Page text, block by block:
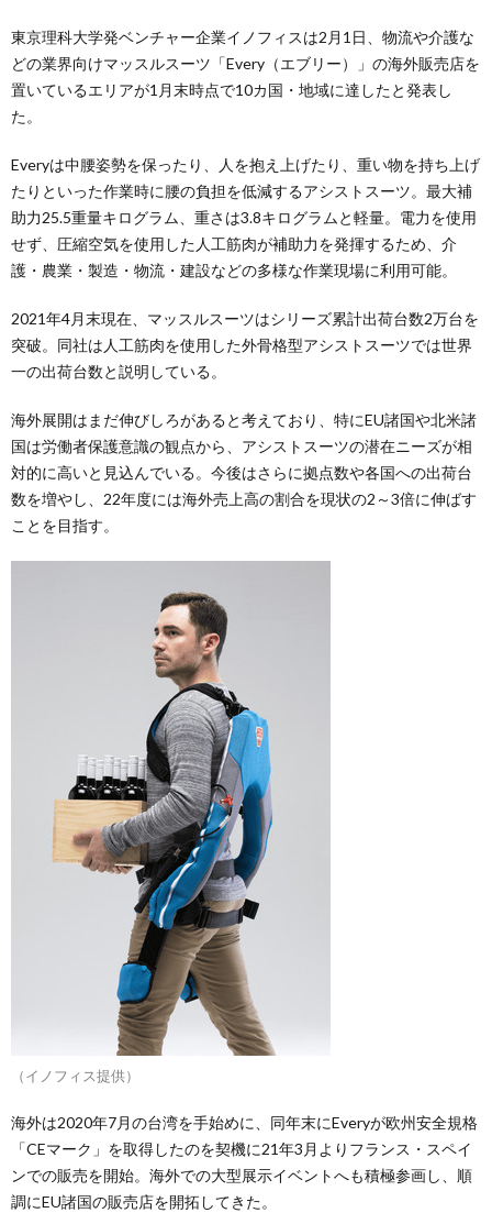
東京理科大学発ベンチャー企業イノフィスは2月1日、物流や介護な
どの業界向けマッスルスーツ「Every（エブリー）」の海外販売店を
置いているエリアが1月末時点で10カ国・地域に達したと発表し
た。
Everyは中腰姿勢を保ったり、人を抱え上げたり、重い物を持ち上げ
たりといった作業時に腰の負担を低減するアシストスーツ。最大補
助⼒25.5重量キログラム、重さは3.8キログラムと軽量。電⼒を使用
せず、圧縮空気を使用した人工筋肉が補助⼒を発揮するため、介
護・農業・製造・物流・建設などの多様な作業現場に利用可能。
2021年4月末現在、マッスルスーツはシリーズ累計出荷台数2万台を
突破。同社は人工筋肉を使用した外骨格型アシストスーツでは世界
一の出荷台数と説明している。
海外展開はまだ伸びしろがあると考えており、特にEU諸国や北米諸
国は労働者保護意識の観点から、アシストスーツの潜在ニーズが相
対的に高いと見込んでいる。今後はさらに拠点数や各国への出荷台
数を増やし、22年度には海外売上高の割合を現状の2～3倍に伸ばす
ことを目指す。
（イノフィス提供）
海外は2020年7月の台湾を手始めに、同年末にEveryが欧州安全規格
「CEマーク」を取得したのを契機に21年3月よりフランス・スペイ
ンでの販売を開始。海外での大型展示イベントへも積極参画し、順
調にEU諸国の販売店を開拓してきた。